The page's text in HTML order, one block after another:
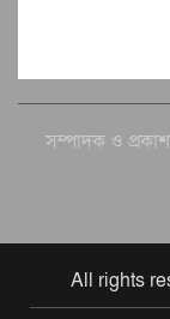
সম্পাদক ও
All rights